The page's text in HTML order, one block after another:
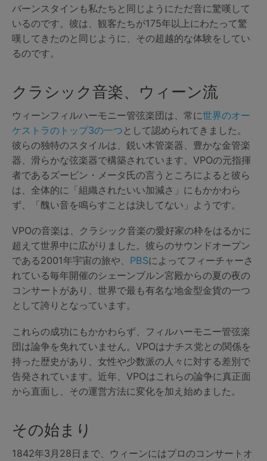
バーンスタインも私たちと同じようにただ音に驚嘆して
いるのです。彼は、観客たちが175年以上にわたって驚
嘆してきたのと同じように、その超越的な体験をしてい
るのです。
クラシック音楽、ウィーン流
ウィーンフィルハーモニー管弦楽団は、常に世界のオー
ケストラのトップ3の一つ として認められてきました。
彼らの独特のスタイルは、鋭い木管楽器、豊かな金管楽
器、滑らかな弦楽器で構築されています。VPOの元指揮
者であるズービン・メータ氏の言うところによると彼ら
は、全体的に「組織されたいい加減さ」にもかかわら
ず、「醜い音を鳴らすことは決してない」ようです。
VPOの音楽は、クラシック音楽の愛好家の枠をはるかに
超えて世界中に広がりました。彼らのサウンドオープン
である2001年宇宙の旅や、 PBSによってフィーチャーさ
れている毎年開催のシェーンブルン宮殿からの夏の夜の
コンサートがあり、世界で最も有名な地金型金貨の一つ
として誇りとなっています。
これらの成功にもかかわらず、フィルハーモニー管弦楽
団は論争を免れていません。VPOはナチス党との関係を
持った歴史があり、女性や少数派の人々に対する差別で
告発されています。近年、VPOはこれらの論争に真正面
から直面し、その運営方法に変化を加え始めました。
その始まり
1842年3月28日まで、ウィーンにはプロのコンサートオ